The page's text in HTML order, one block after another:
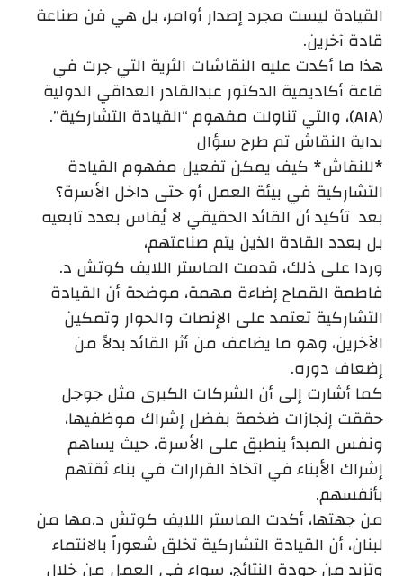
القيادة ليست مجرد إصدار أوامر، بل هي فن صناعة
قادة آخرين.
هذا ما أكدت عليه النقاشات الثرية التي جرت في
قاعة أكاديمية الدكتور عبدالقادر العداقي الدولية
(AIA)، والتي تناولت مفهوم “القيادة التشاركية”.
بداية النقاش تم طرح سؤال
*للنقاش* كيف يمكن تفعيل مفهوم القيادة
التشاركية في بيئة العمل أو حتى داخل الأسرة؟
بعد تأكيد أن القائد الحقيقي لا يُقاس بعدد تابعيه
بل بعدد القادة الذين يتم صناعتهم،
وردا على ذلك، قدمت الماستر اللايف كوتش د.
فاطمة القماح إضاءة مهمة، موضحة أن القيادة
التشاركية تعتمد على الإنصات والحوار وتمكين
الآخرين، وهو ما يضاعف من أثر القائد بدلاً من
إضعاف دوره.
كما أشارت إلى أن الشركات الكبرى مثل جوجل
حققت إنجازات ضخمة بفضل إشراك موظفيها،
ونفس المبدأ ينطبق على الأسرة، حيث يساهم
إشراك الأبناء في اتخاذ القرارات في بناء ثقتهم
بأنفسهم.
من جهتها، أكدت الماستر اللايف كوتش د.مها من
لبنان، أن القيادة التشاركية تخلق شعوراً بالانتماء